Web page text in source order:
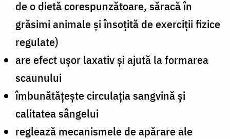
de o dietă corespunzătoare, săracă în
grăsimi animale și însoţită de exerciţii fizice
regulate)
are efect ușor laxativ și ajută la formarea
scaunului
îmbunătățește circulația sangvină și
calitatea sângelui
reglează mecanismele de apărare ale